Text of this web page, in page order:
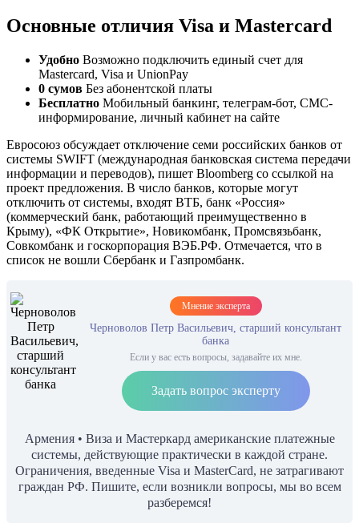
Основные отличия Visa и Mastercard
Удобно Возможно подключить единый счет для
Mastercard, Visa и UnionPay
0 сумов Без абонентской платы
Бесплатно Мобильный банкинг, телеграм-бот, СМС-
информирование, личный кабинет на сайте
Евросоюз обсуждает отключение семи российских банков от
системы SWIFT (международная банковская система передачи
информации и переводов), пишет Bloomberg со ссылкой на
проект предложения. В число банков, которые могут
отключить от системы, входят ВТБ, банк «Россия»
(коммерческий банк, работающий преимущественно в
Крыму), «ФК Открытие», Новикомбанк, Промсвязьбанк,
Совкомбанк и госкорпорация ВЭБ.РФ. Отмечается, что в
список не вошли Сбербанк и Газпромбанк.
Мнение эксперта
Черноволов Петр Васильевич, старший консультант
банка
Если у вас есть вопросы, задавайте их мне.
Задать вопрос эксперту
Армения • Виза и Мастеркард американские платежные
системы, действующие практически в каждой стране.
Ограничения, введенные Visa и MasterCard, не затрагивают
граждан РФ. Пишите, если возникли вопросы, мы во всем
разберемся!